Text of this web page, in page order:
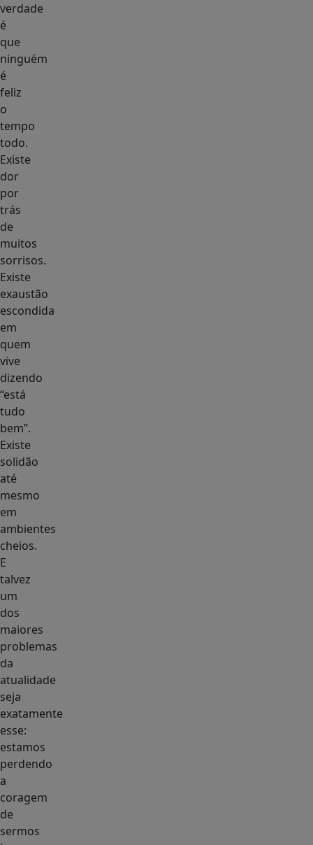
verdade
é
que
ninguém
é
feliz
o
tempo
todo.
Existe
dor
por
trás
de
muitos
sorrisos.
Existe
exaustão
escondida
em
quem
vive
dizendo
“está
tudo
bem”.
Existe
solidão
até
mesmo
em
ambientes
cheios.
E
talvez
um
dos
maiores
problemas
da
atualidade
seja
exatamente
esse:
estamos
perdendo
a
coragem
de
sermos